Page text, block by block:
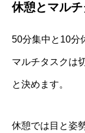
休憩とマル
50分集中と10分
マルチタスクは
と決めます。
休憩では目と姿